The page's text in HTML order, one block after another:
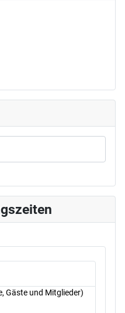
Gäste und Mitglieder)